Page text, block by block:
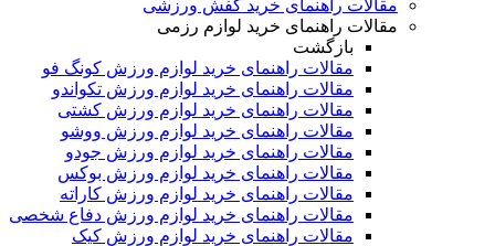
مقالات راهنمای خرید کفش ورزشی
مقالات راهنمای خرید لوازم رزمی
بازگشت
مقالات راهنمای خرید لوازم ورزش کونگ فو
مقالات راهنمای خرید لوازم ورزش تکواندو
مقالات راهنمای خرید لوازم ورزش کشتی
مقالات راهنمای خرید لوازم ورزش ووشو
مقالات راهنمای خرید لوازم ورزش جودو
مقالات راهنمای خرید لوازم ورزش بوکس
مقالات راهنمای خرید لوازم ورزش کاراته
مقالات راهنمای خرید لوازم ورزش دفاع شخصی
مقالات راهنمای خرید لوازم ورزش کیک